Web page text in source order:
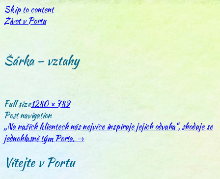
Skip to content
Život v Portu
Šárka – vztahy
Full size1280 × 789
Post navigation
„Na našich klientech nás nejvíce inspiruje jejich odvaha“, shoduje se
jednohlasně tým Porta. →
Vítejte v Portu